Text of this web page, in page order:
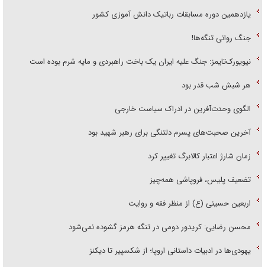
یازدهمین دوره مسابقات رباتیک دانش آموزی کشور
جنگ روانی تنگه‌ها!
نیویورک‌تایمز: جنگ علیه ایران یک باخت راهبردی و مایه شرم بوده است
هر شبش شب قدر بود
الگوی وحدت‌آفرین در ادراک سیاست خارجی
آخرین صحبت‌های پسرم دلتنگی برای رهبر شهید بود
زمان شارژ اعتبار کالابرگ تغییر کرد
تضعیف پلیس، فروپاشی همه‌چیز
اربعین حسینی (ع) از منظر فقه و روایت
محسن رضایی: کریدور دومی در تنگه هرمز گشوده نمی‌شود
یهودی‌ها در ادبیات داستانی اروپا؛ از شکسپیر تا دیکنز